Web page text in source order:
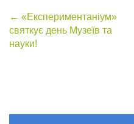
Post
navigation
← «Експериментаніум»
святкує день Музеїв та
науки!